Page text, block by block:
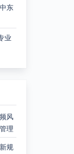
东
业
风
理
规